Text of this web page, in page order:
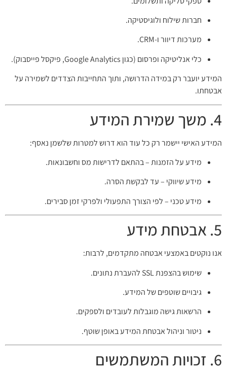
חברות שילוח ולוגיסטיקה.
מערכות דיוור ו-CRM.
כלי אנליטיקה ופרסום (כגון Google Analytics, פיקסל פייסבוק).
המידע יועבר רק במידה הדרושה, ותוך התחייבות הצדדים לשמירה על
אבטחתו.
4. משך שמירת המידע
המידע האישי יישמר רק כל עוד הוא דרוש למטרות שלשמן נאסף:
מידע על הזמנות – בהתאם לדרישות מס וחשבונאות.
מידע שיווקי – עד לבקשת הסרה.
מידע טכני – לפי הצורך התפעולי ולפרקי זמן סבירים.
5. אבטחת מידע
אנו נוקטים באמצעי אבטחה מתקדמים, לרבות:
שימוש בהצפנת SSL להעברת נתונים.
גיבויים שוטפים של המידע.
הרשאות גישה מוגבלות לעובדים ולספקים.
ניטור וניהול אבטחת המידע באופן שוטף.
6. זכויות המשתמשים